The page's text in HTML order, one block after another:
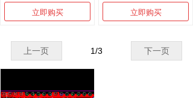
立即购买 立即购买
上一页 下一页
1/3